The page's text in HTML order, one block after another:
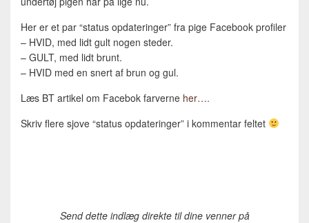
Her er et par “status opdateringer” fra pige Facebook profiler
– HVID, med lidt gult nogen steder.
– GULT, med lidt brunt.
– HVID med en snert af brun og gul.
Læs BT artikel om Facebok farverne her….
Skriv flere sjove “status opdateringer” i kommentar feltet
Send dette indlæg direkte til dine venner på